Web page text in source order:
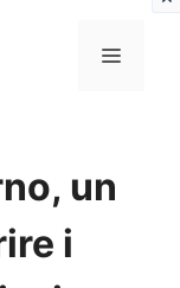
MENU
un
i